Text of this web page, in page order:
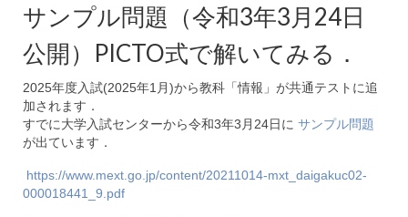
サンプル問題（令和3年3月24日
公開）PICTO式で解いてみる．
2025年度入試(2025年1月)から教科「情報」が共通テストに追
加されます．
すでに大学入試センターから令和3年3月24日に サンプル問題
が出ています．
https://www.mext.go.jp/content/20211014-mxt_daigakuc02-
000018441_9.pdf